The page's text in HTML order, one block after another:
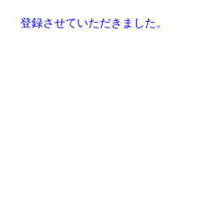
登録させていただきました。